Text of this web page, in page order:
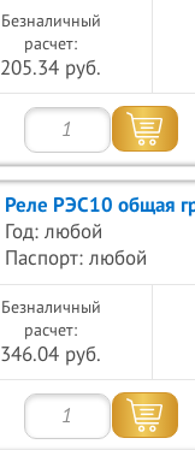
Безналичный
расчет:
205.34 руб.
Реле РЭС10 общая
Год: любой
Паспорт: любой
Безналичный
расчет:
346.04 руб.